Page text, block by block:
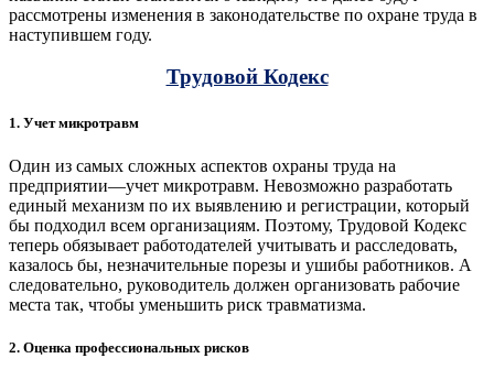
рассмотрены изменения в законодательстве по охране труда в
наступившем году.
Трудовой Кодекс
1. Учет микротравм
Один из самых сложных аспектов охраны труда на
предприятии—учет микротравм. Невозможно разработать
единый механизм по их выявлению и регистрации, который
бы подходил всем организациям. Поэтому, Трудовой Кодекс
теперь обязывает работодателей учитывать и расследовать,
казалось бы, незначительные порезы и ушибы работников. А
следовательно, руководитель должен организовать рабочие
места так, чтобы уменьшить риск травматизма.
2. Оценка профессиональных рисков